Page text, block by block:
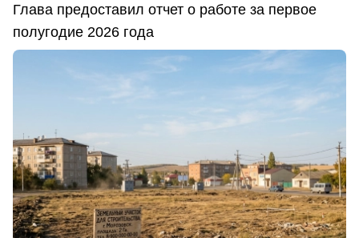
Глава предоставил отчет о работе за первое
полугодие 2026 года